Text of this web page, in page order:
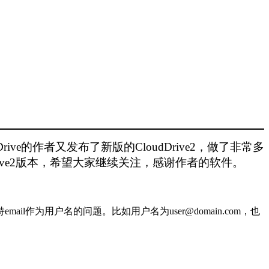
的作者又发布了新版的CloudDrive2，做了非常多
版本，希望大家继续关注，感谢作者的软件。
作为用户名的问题。比如用户名为user@domain.com，也